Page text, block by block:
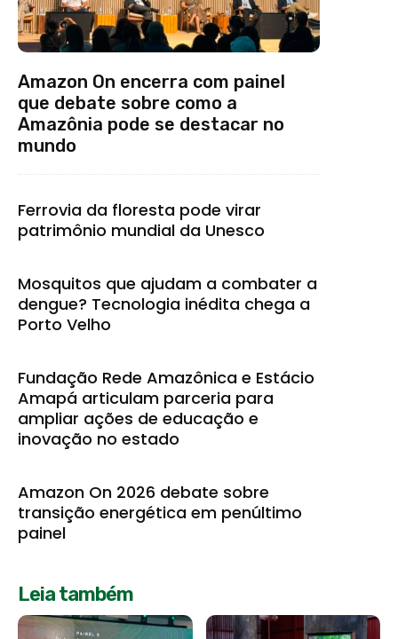
Amazon On encerra com painel
que debate sobre como a
Amazônia pode se destacar no
mundo
Ferrovia da floresta pode virar
patrimônio mundial da Unesco
Mosquitos que ajudam a combater a
dengue? Tecnologia inédita chega a
Porto Velho
Fundação Rede Amazônica e Estácio
Amapá articulam parceria para
ampliar ações de educação e
inovação no estado
Amazon On 2026 debate sobre
transição energética em penúltimo
painel
Leia também